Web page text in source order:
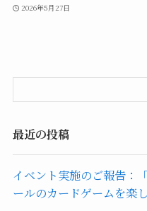
2026年5月27日
最近の投稿
イベント実施のご報告：
ールのカードゲームを楽し